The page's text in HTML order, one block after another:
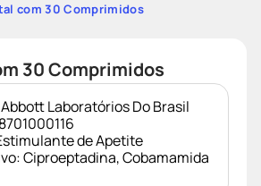
com 30 Comprimidos
30 Comprimidos
Abbott Laboratórios Do Brasil
de Apetite
Ciproeptadina,Cobamamida